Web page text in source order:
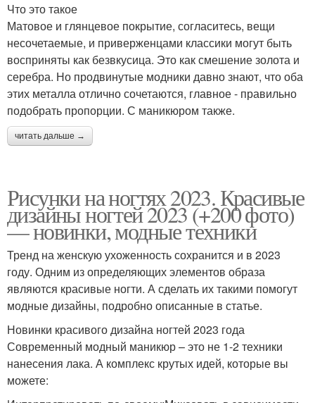
Что это такое
Матовое и глянцевое покрытие, согласитесь, вещи
несочетаемые, и приверженцами классики могут быть
восприняты как безвкусица. Это как смешение золота и
серебра. Но продвинутые модники давно знают, что оба
этих металла отлично сочетаются, главное - правильно
подобрать пропорции. С маникюром также.
читать дальше →
Рисунки на ногтях 2023. Красивые
дизайны ногтей 2023 (+200 фото)
— новинки, модные техники
Тренд на женскую ухоженность сохранится и в 2023
году. Одним из определяющих элементов образа
являются красивые ногти. А сделать их такими помогут
модные дизайны, подробно описанные в статье.
Новинки красивого дизайна ногтей 2023 года
Современный модный маникюр – это не 1-2 техники
нанесения лака. А комплекс крутых идей, которые вы
можете: